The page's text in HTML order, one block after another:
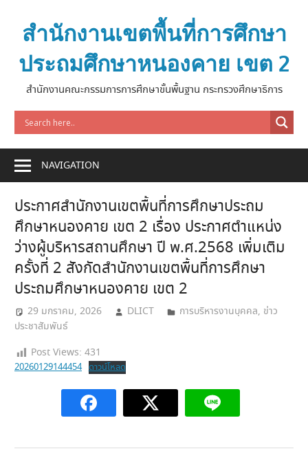
contentสำนักงานเขตพื้นที่การศึกษา
ประถมศึกษาหนองคาย เขต 2
สำนักงานคณะกรรมการการศึกษาขั้นพื้นฐาน กระทรวงศึกษาธิการ
NAVIGATION
ประกาศสำนักงานเขตพื้นที่การศึกษาประถม
ศึกษาหนองคาย เขต 2 เรื่อง ประกาศตำแหน่ง
ว่างผู้บริหารสถานศึกษา ปี พ.ศ.2568 เพิ่มเติม
ครั้งที่ 2 สังกัดสำนักงานเขตพื้นที่การศึกษา
ประถมศึกษาหนองคาย เขต 2
29 มกราคม, 2026 DLICT การบริหารงานบุคคล, ข่าว
ประชาสัมพันธ์
Post Views: 431
20260129144454 ดาวน์โหลด